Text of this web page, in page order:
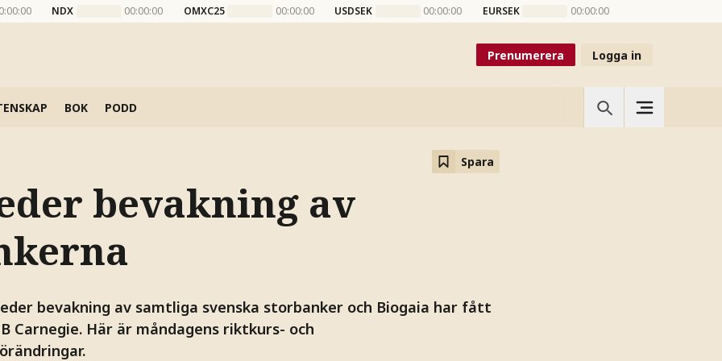
NDX 00:00:00 OMXC25 00:00:00 USDSEK 00:00:00 EURSEK 00:00:00
Prenumerera Logga in
BOK PODD
Spara
bevakning av
bevakning av samtliga svenska storbanker och Biogaia har fått
Carnegie. Här är måndagens riktkurs- och